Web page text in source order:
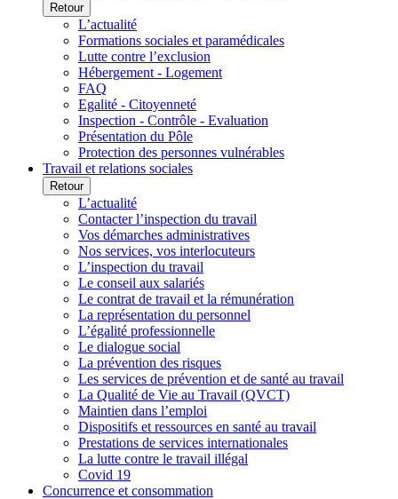
Retour
L’actualité
Formations sociales et paramédicales
Lutte contre l’exclusion
Hébergement - Logement
FAQ
Egalité - Citoyenneté
Inspection - Contrôle - Evaluation
Présentation du Pôle
Protection des personnes vulnérables
Travail et relations sociales
Retour
L’actualité
Contacter l’inspection du travail
Vos démarches administratives
Nos services, vos interlocuteurs
L’inspection du travail
Le conseil aux salariés
Le contrat de travail et la rémunération
La représentation du personnel
L’égalité professionnelle
Le dialogue social
La prévention des risques
Les services de prévention et de santé au travail
La Qualité de Vie au Travail (QVCT)
Maintien dans l’emploi
Dispositifs et ressources en santé au travail
Prestations de services internationales
La lutte contre le travail illégal
Covid 19
Concurrence et consommation